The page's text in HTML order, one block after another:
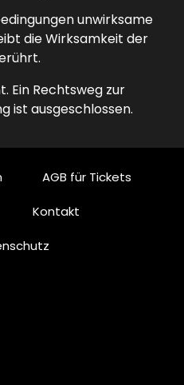
unwirksame
die Wirksamkeit der
Ein Rechtsweg zur
ist ausgeschlossen.
AGB für Tickets
Kontakt